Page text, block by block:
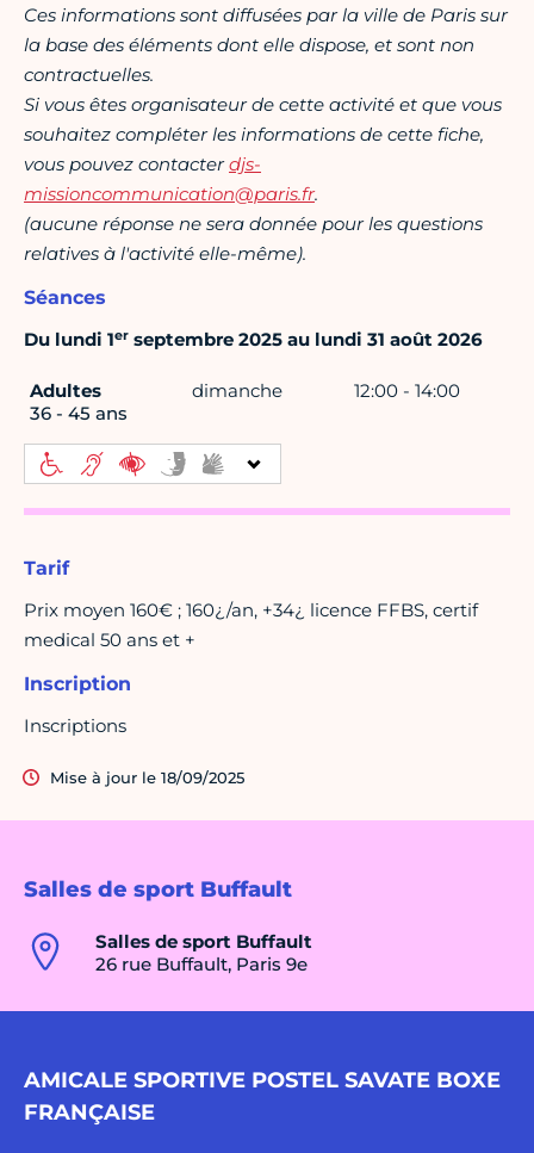
Salles de sport Buffault
Salles de sport Buffault
26 rue Buffault, Paris 9e
AMICALE SPORTIVE POSTEL SAVATE BOXE
FRANÇAISE
Ces informations sont diffusées par la ville de Paris sur
la base des éléments dont elle dispose, et sont non
contractuelles.
Si vous êtes organisateur de cette activité et que vous
souhaitez compléter les informations de cette fiche,
vous pouvez contacterdjs-
missioncommunication@paris.fr.
(aucune réponse ne sera donnée pour les questions
relatives à l'activité elle-même).
Séances
Du lundi 1er septembre 2025 au lundi 31 août 2026
Adultes
36 - 45 ans
dimanche 12:00 - 14:00
Tarif
Prix moyen 160€ ; 160¿/an, +34¿ licence FFBS, certif
medical 50 ans et +
Inscription
Inscriptions
Mise à jour le 18/09/2025